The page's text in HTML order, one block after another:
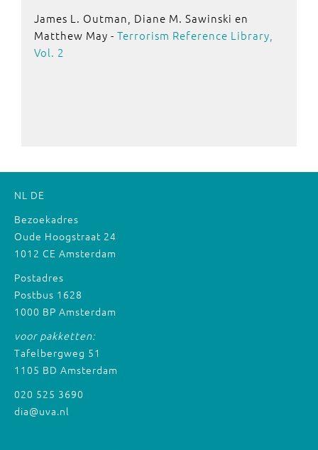
James L. Outman, Diane M. Sawinski en
Matthew May - Terrorism Reference Library,
Vol. 2
NL DE
Bezoekadres
Oude Hoogstraat 24
1012 CE Amsterdam
Postadres
Postbus 1628
1000 BP Amsterdam
voor pakketten:
Tafelbergweg 51
1105 BD Amsterdam
020 525 3690
dia@uva.nl